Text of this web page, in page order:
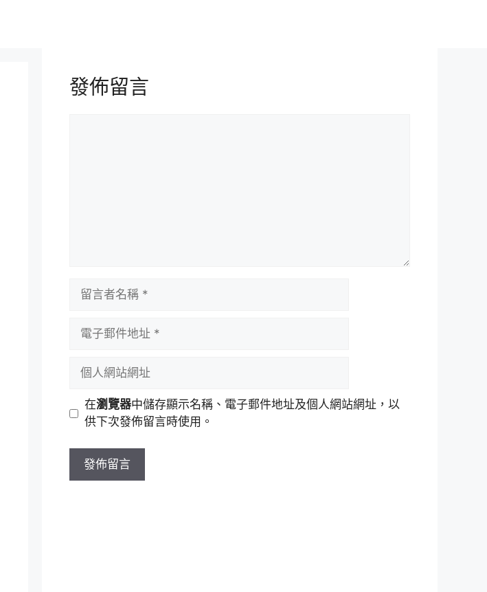
發佈留言
址
站
址
在瀏覽器中儲存顯示名稱、電子郵件地址及個人網站網址，以
供下次發佈留言時使用。